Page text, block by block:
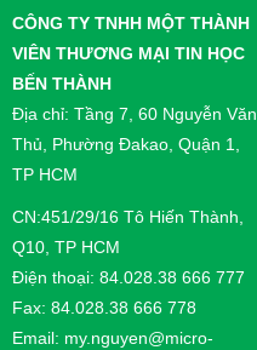
CÔNG TY TNHH MỘT THÀNH
VIÊN THƯƠNG MẠI TIN HỌC
BẾN THÀNH
Địa chỉ: Tầng 7, 60 Nguyễn Văn
Thủ, Phường Đakao, Quận 1,
TP HCM
CN:451/29/16 Tô Hiến Thành,
Q10, TP HCM
Điện thoại: 84.028.38 666 777
Fax: 84.028.38 666 778
Email: my.nguyen@micro-